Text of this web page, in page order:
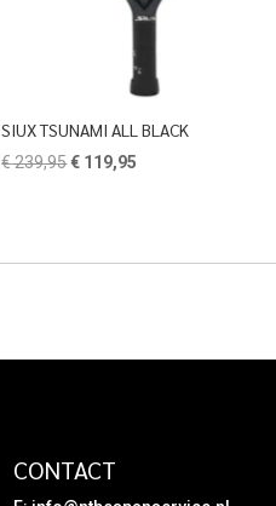
SIUX TSUNAMI ALL BLACK
€239,95Oorspronkelijke
€ 119,95
CONTACT